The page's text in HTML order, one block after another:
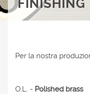
FINISHING
Per la nostra
O.L. - Polished brass